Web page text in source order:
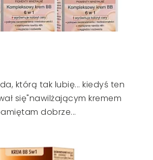
którą tak lubię... kiedyś ten
się"nawilżającym kremem
dobrze...